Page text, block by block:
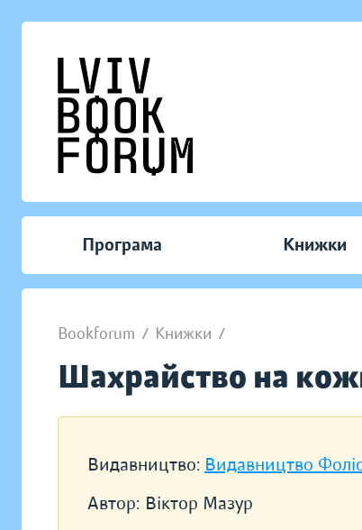
Програма Книжки
Bookforum / Книжки /
Шахрайство на
Видавництво: Видавництво
Автор: Віктор Мазур